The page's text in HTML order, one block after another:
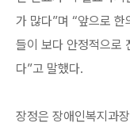
가 많다”며 “앞으로
들이 보다 안정적으로
다”고 말했다.
장정은 장애인복지과